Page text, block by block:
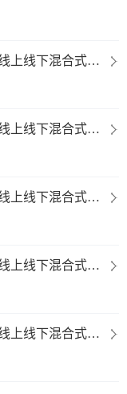
【第三批黑龙江省一流本科课程——线上线下混合式一流课程】中国茶道——茶之初体验
【第三批黑龙江省一流本科课程——线上线下混合式一流课程】普通植物病理学
【第三批黑龙江省一流本科课程——线上线下混合式一流课程】理论力学
【第三批黑龙江省一流本科课程——线上线下混合式一流课程】土壤农化分析
【第三批黑龙江省一流本科课程——线上线下混合式一流课程】污染生态学